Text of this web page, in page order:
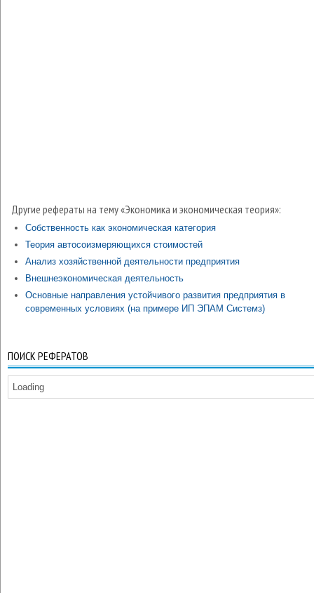
Другие рефераты на тему «Экономика и экономическая теория»:
Собственность как экономическая категория
Теория автосоизмеряющихся стоимостей
Анализ хозяйственной деятельности предприятия
Внешнеэкономическая деятельность
Основные направления устойчивого развития предприятия в
современных условиях (на примере ИП ЭПАМ Системз)
ПОИСК РЕФЕРАТОВ
Loading